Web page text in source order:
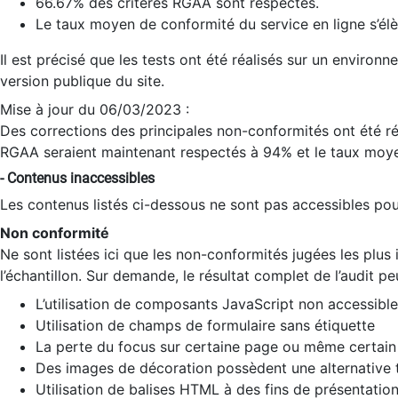
Le taux moyen de conformité du service en ligne
Il est précisé que les tests ont été réalisés sur un
version publique du site.
Mise à jour du 06/03/2023 :
Des corrections des principales non-conformités ont été
RGAA seraient maintenant respectés à 94% et le taux
- Contenus inaccessibles
Les contenus listés ci-dessous ne sont pas accessibles
Non conformité
Ne sont listées ici que les non-conformités jugées les
l’échantillon. Sur demande, le résultat complet de l’audit
L’utilisation de composants JavaScript non
Utilisation de champs de formulaire sans étiquette
La perte du focus sur certaine page ou même
Des images de décoration possèdent une alternative
Utilisation de balises HTML à des fins de